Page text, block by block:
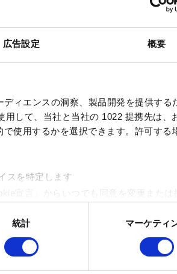
広告設定 概要
ィエンスの洞察、製品開発を提供する
して、当社と当社の 1022 提携先は、
使用するかを選択できます。 許可する
スを特定します
宣言」からいつでも同意を変更または
のです。その他のCookieは、ウェブサ
ドバックを送信します。また、ソーシ
統計 マーケティ